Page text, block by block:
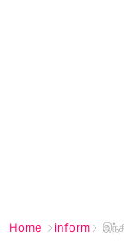
Home inform